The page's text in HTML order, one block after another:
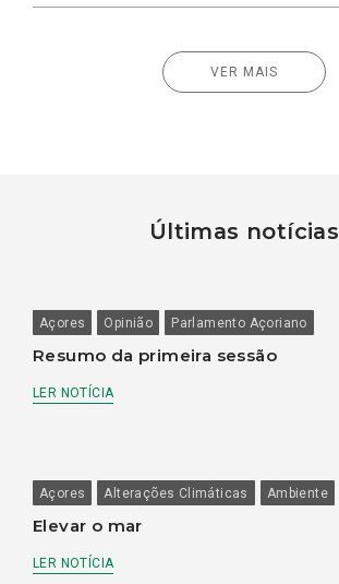
VER MAIS
Últimas notícias
Açores Opinião Parlamento Açoriano
Resumo da primeira sessão
LER NOTÍCIA
Açores Alterações Climáticas Ambiente
Elevar o mar
LER NOTÍCIA